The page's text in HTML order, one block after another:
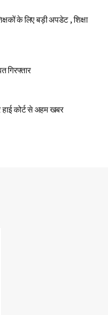
के लिए बड़ी अपडेट , शिक्षा
गिरफ्तार
कोर्ट से अहम खबर